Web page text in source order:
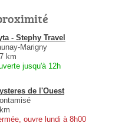
- Stephy Travel
Marigny
km
jusqu'à 12h
de l'Ouest
ouvre lundi à 8h00